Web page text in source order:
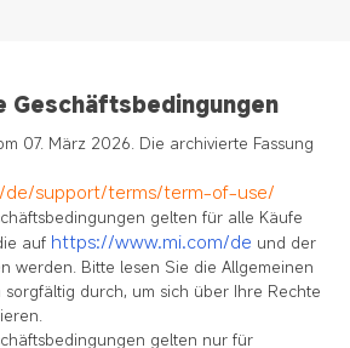
Geschäftsbedingungen
07. März 2026. Die archivierte Fassung
de/support/terms/term-of-use/
gelten für alle Käufe
auf https://www.mi.com/de und der
werden. Bitte lesen Sie die Allgemeinen
durch, um sich über Ihre Rechte
gelten nur für